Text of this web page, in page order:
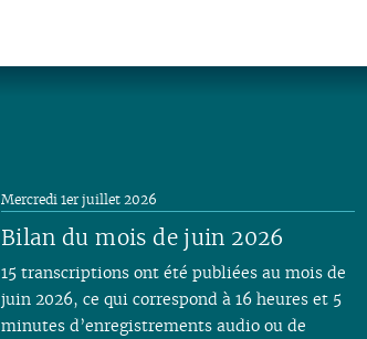
Bilan du mois de juin 2026
Mercredi 1er juillet 2026
15 transcriptions ont été publiées au mois de
juin 2026, ce qui correspond à 16 heures et 5
minutes d’enregistrements audio ou de